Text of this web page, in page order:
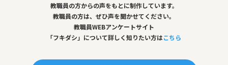
教職員の方からの声をもとに制作しています。
教職員の方は、ぜひ声を聞かせてください。
教職員WEBアンケートサイト
「フキダシ」について詳しく知りたい方はこちら